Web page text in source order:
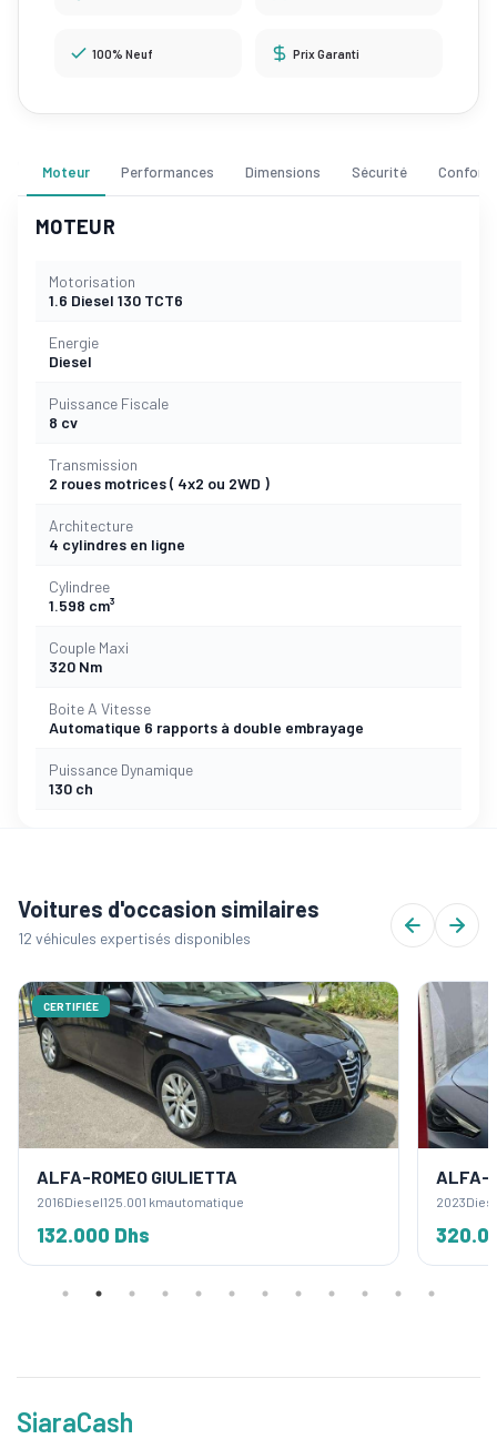
100% Neuf Prix Garanti
Moteur Performances Dimensions Sécurité Confort
MOTEUR
Motorisation
1.6 Diesel 130 TCT6
Energie
Diesel
Puissance Fiscale
8 cv
Transmission
2 roues motrices ( 4x2 ou 2WD )
Architecture
4 cylindres en ligne
Cylindree
1.598 cm³
Couple Maxi
320 Nm
Boite A Vitesse
Automatique 6 rapports à double embrayage
Puissance Dynamique
130 ch
Voitures d'occasion similaires
12 véhicules expertisés disponibles
CERTIFIÉE
ALFA-ROMEO GIULIETTA
2016Diesel125.001 kmautomatique
132.000 Dhs
ALFA-
2023
SiaraCash